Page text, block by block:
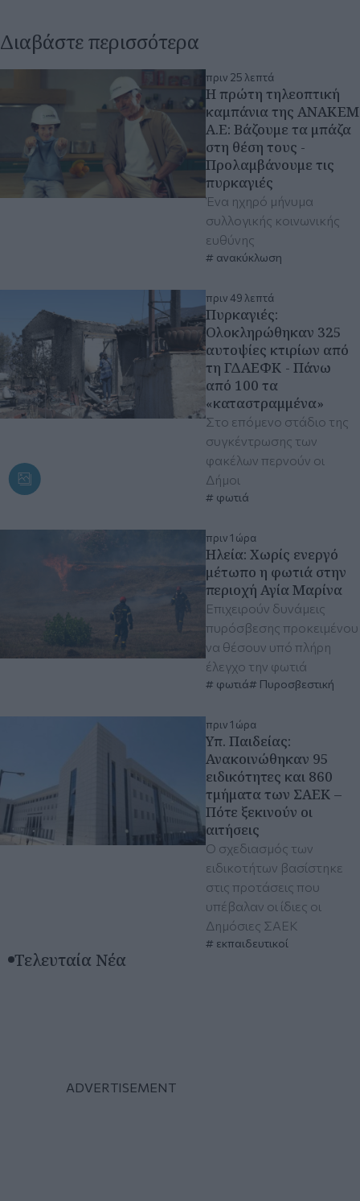
Διαβάστε περισσότερα
πριν 25 λεπτά
Η πρώτη τηλεοπτική
καμπάνια της ΑΝΑΚΕΜ
Α.Ε: Βάζουμε τα μπάζα
στη θέση τους -
Προλαμβάνουμε τις
πυρκαγιές
Ένα ηχηρό μήνυμα
συλλογικής κοινωνικής
ευθύνης
ανακύκλωση
πριν 49 λεπτά
Πυρκαγιές:
Ολοκληρώθηκαν 325
αυτοψίες κτιρίων από
τη ΓΔΑΕΦΚ - Πάνω
από 100 τα
«καταστραμμένα»
Στο επόμενο στάδιο της
συγκέντρωσης των
φακέλων περνούν οι
Δήμοι
φωτιά
πριν 1 ώρα
Ηλεία: Χωρίς ενεργό
μέτωπο η φωτιά στην
περιοχή Αγία Μαρίνα
Επιχειρούν δυνάμεις
πυρόσβεσης προκειμένου
να θέσουν υπό πλήρη
έλεγχο την φωτιά
φωτιά Πυροσβεστική
πριν 1 ώρα
Υπ. Παιδείας:
Ανακοινώθηκαν 95
ειδικότητες και 860
τμήματα των ΣΑΕΚ –
Πότε ξεκινούν οι
αιτήσεις
Ο σχεδιασμός των
ειδικοτήτων βασίστηκε
στις προτάσεις που
υπέβαλαν οι ίδιες οι
Δημόσιες ΣΑΕΚ
εκπαιδευτικοί
Τελευταία Νέα